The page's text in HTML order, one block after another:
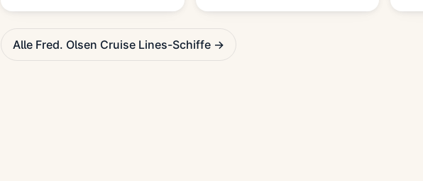
Alle Fred. Olsen Cruise Lines-Schiffe →